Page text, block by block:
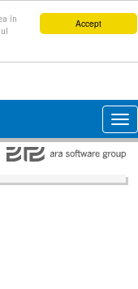
Accept
în